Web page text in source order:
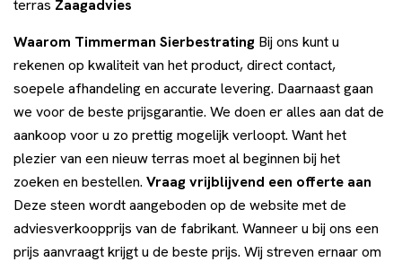
terras Zaagadvies
Waarom Timmerman Sierbestrating Bij ons kunt u
rekenen op kwaliteit van het product, direct contact,
soepele afhandeling en accurate levering. Daarnaast gaan
we voor de beste prijsgarantie. We doen er alles aan dat de
aankoop voor u zo prettig mogelijk verloopt. Want het
plezier van een nieuw terras moet al beginnen bij het
zoeken en bestellen. Vraag vrijblijvend een offerte aan
Deze steen wordt aangeboden op de website met de
adviesverkoopprijs van de fabrikant. Wanneer u bij ons een
prijs aanvraagt krijgt u de beste prijs. Wij streven ernaar om